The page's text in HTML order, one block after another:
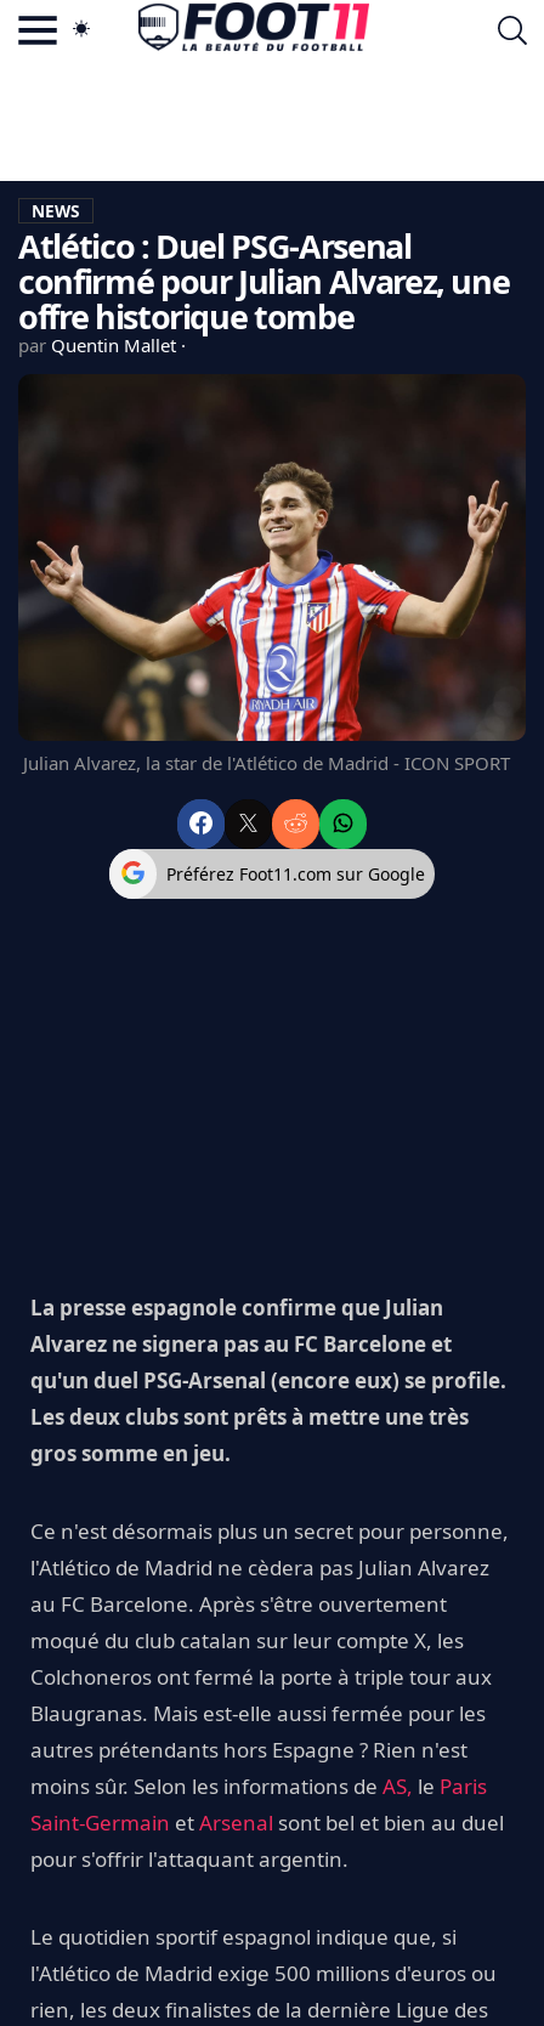
LA CHARTE
VIE PRIVÉE
CGU
CONTACTEZ-NOUS
REAL MADRID
FC BARCELONE
MANCHESTER UNITED
CHELSEA
L'AVIS DE LA RÉDAC'
NEWS
Atlético : Duel PSG-Arsenal
confirmé pour Julian Alvarez, une
offre historique tombe
par Quentin Mallet
Julian Alvarez, la star de l'Atlético de Madrid - ICON SPORT
Préférez Foot11.com sur Google
La presse espagnole confirme que Julian
Alvarez ne signera pas au FC Barcelone et
qu'un duel PSG-Arsenal (encore eux) se profile.
Les deux clubs sont prêts à mettre une très
gros somme en jeu.
Ce n'est désormais plus un secret pour personne,
l'Atlético de Madrid ne cèdera pas Julian Alvarez
au FC Barcelone. Après s'être ouvertement
moqué du club catalan sur leur compte X, les
Colchoneros ont fermé la porte à triple tour aux
Blaugranas. Mais est-elle aussi fermée pour les
autres prétendants hors Espagne ? Rien n'est
moins sûr. Selon les informations de AS, le Paris
Saint-Germain etArsenal sont bel et bien au duel
pour s'offrir l'attaquant argentin.
Le quotidien sportif espagnol indique que, si
l'Atlético de Madrid exige 500 millions d'euros ou
rien, les deux finalistes de la dernière Ligue des